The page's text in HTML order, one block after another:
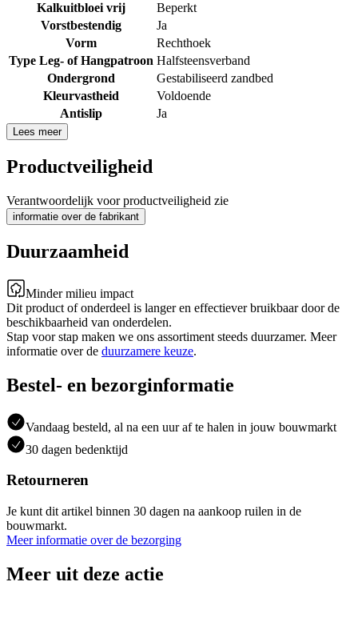
Kalkuitbloei vrij
Beperkt
Vorstbestendig
Ja
Vorm
Rechthoek
Type Leg- of Hangpatroon Halfsteensverband
Ondergrond
Gestabiliseerd zandbed
Kleurvastheid
Voldoende
Antislip
Ja
Lees meer
Productveiligheid
Verantwoordelijk voor productveiligheid zie
informatie over de fabrikant
Duurzaamheid
Minder milieu impact
Dit product of onderdeel is langer en effectiever bruikbaar door de
beschikbaarheid van onderdelen.
Stap voor stap maken we ons assortiment steeds duurzamer. Meer
informatie over de duurzamere keuze.
Bestel- en bezorginformatie
Vandaag besteld, al na een uur af te halen in jouw bouwmarkt
30 dagen bedenktijd
Retourneren
Je kunt dit artikel binnen 30 dagen na aankoop ruilen in de
bouwmarkt.
Meer informatie over de bezorging
Meer uit deze actie